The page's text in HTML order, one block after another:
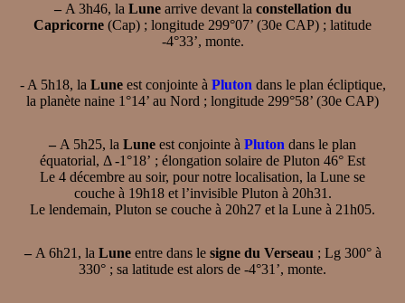
–A 3h46, la Lunearrive devant la constellation du
Capricorne (Cap) ; longitude 299°07’ (30e CAP) ; latitude
-4°33’, monte.
- A 5h18, la Luneest conjointe à Pluton dans le plan écliptique,
la planète naine 1°14’ au Nord ; longitude 299°58’ (30e CAP)
– A 5h25, la Lune est conjointe à Pluton dans le plan
équatorial, Δ -1°18’ ; élongation solaire de Pluton 46° Est
Le 4 décembre au soir, pour notre localisation, la Lune se
couche à 19h18 et l’invisible Pluton à 20h31.
Le lendemain, Pluton se couche à 20h27 et la Lune à 21h05.
–A 6h21, la Luneentre dans le signe du Verseau ; Lg 300° à
330° ; sa latitude est alors de -4°31’, monte.